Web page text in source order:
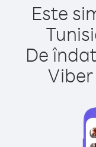
Este
De